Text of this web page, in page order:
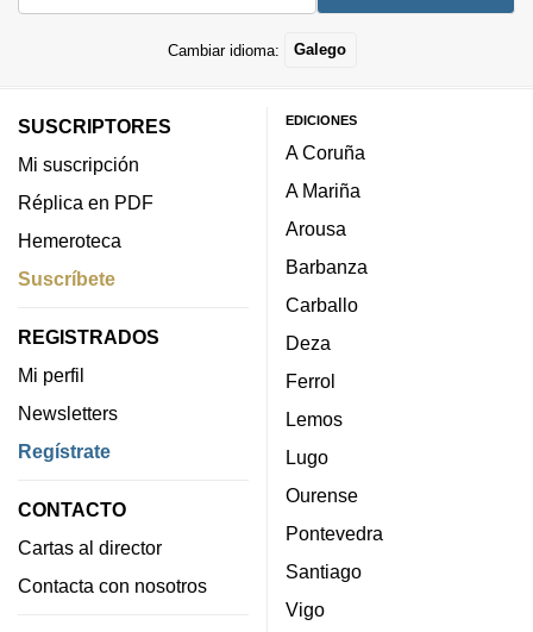
Cambiar idioma: Galego
SUSCRIPTORES
Mi suscripción
Réplica en PDF
Hemeroteca
Suscríbete
REGISTRADOS
Mi perfil
Newsletters
Regístrate
CONTACTO
Cartas al director
Contacta con nosotros
EDICIONES
A Coruña
A Mariña
Arousa
Barbanza
Carballo
Deza
Ferrol
Lemos
Lugo
Ourense
Pontevedra
Santiago
Vigo